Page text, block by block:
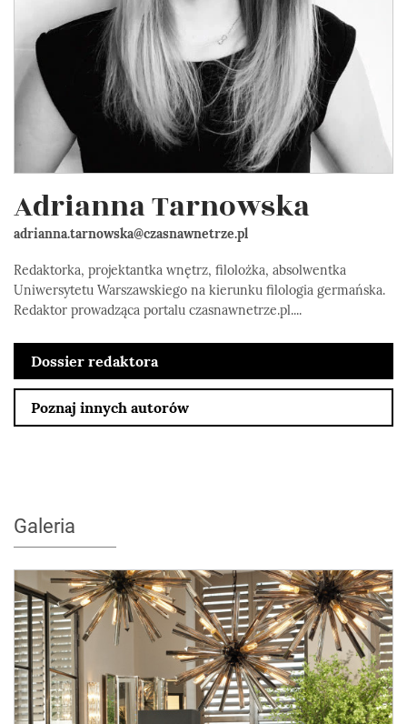
Adrianna Tarnowska
adrianna.tarnowska@czasnawnetrze.pl
Redaktorka, projektantka wnętrz, filolożka, absolwentka
Uniwersytetu Warszawskiego na kierunku filologia germańska.
Redaktor prowadząca portalu czasnawnetrze.pl....
Dossier redaktora
Poznaj innych autorów
Galeria